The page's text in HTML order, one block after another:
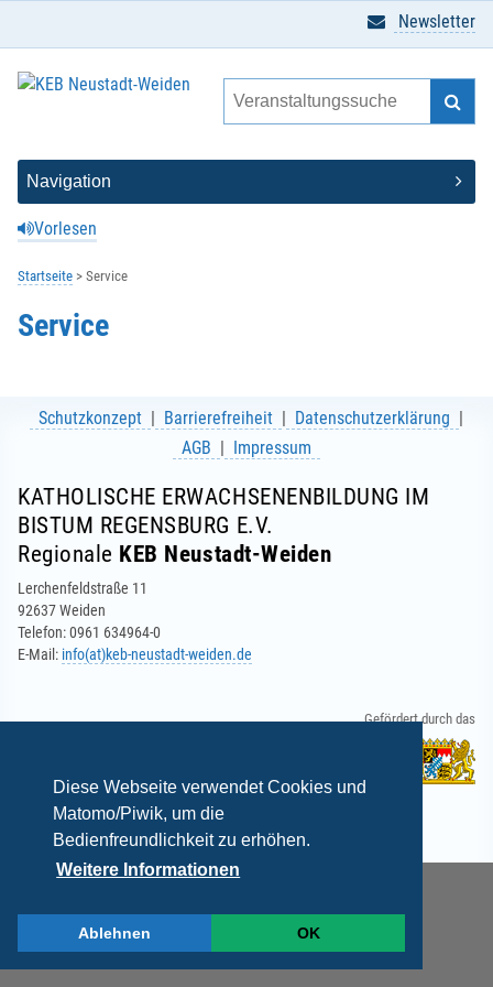
Diese Webseite verwendet Cookies und
Matomo/Piwik, um die
Bedienfreundlichkeit zu erhöhen.
Weitere Informationen
Ablehnen OK
Vorlesen
Newsletter
Startseite Service
Service
Schutzkonzept Barrierefreiheit
Datenschutzerklärung
AGB
Impressum
KATHOLISCHE ERWACHSENENBILDUNG IM
BISTUM REGENSBURG E.V.
Regionale KEB Neustadt-Weiden
Lerchenfeldstraße 11
92637 Weiden
Telefon: 0961 634964-0
E-Mail: info(at)keb-neustadt-weiden.de
Gefördert durch das